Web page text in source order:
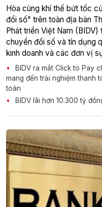
Hòa cùng khí thế bứt tốc
đổi số" trên toàn địa bàn
Phát triển Việt Nam
chuyển đổi số và tín dụng
kinh doanh và các đơn vị
BIDV ra mắt Click to Pay
mang đến trải nghiệm thanh
toàn
BIDV lãi hơn 10.300 tỷ